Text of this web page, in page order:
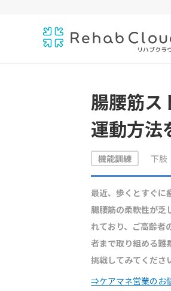
腸腰筋ス
運動方法
機能訓練 下肢
最近、歩くとすぐに
腸腰筋の柔軟性が乏
れており、ご高齢者
者まで取り組める難
挑戦してみてくださ
⇒ケアマネ営業のお